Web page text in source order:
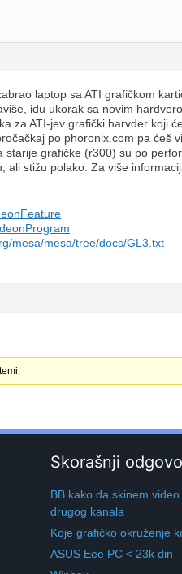
laptop sa ATI grafičkom
idu ukorak sa novim
za ATI-jev grafički harvder koji
po phoronix.com pa ćeš
starije grafičke (r300) su po
ali stižu polako. Za više
mesa/mesa/tree/docs/GL3.txt
Skorašnji
BB kako da skinem
drugog kanala
Koje grafičko okruženje
ASUS Eee PC < 23k din